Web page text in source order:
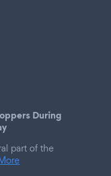
During
part of the